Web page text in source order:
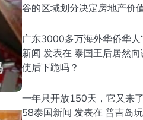
谷的区域划分决定房地产价
广东3000多万海外华侨华人
新闻 发表在 泰国王后居然
使后下跪吗？
一年只开放150天，它又来
58泰国新闻 发表在 普吉岛